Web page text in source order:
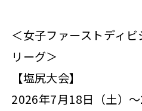
＜女子ファーストディ
リーグ＞
【塩尻大会】
2026年7月18日（土）～